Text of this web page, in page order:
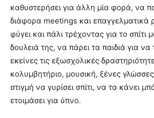
καθυστερήσει για άλλη μία φορά, να
διάφορα meetings και επαγγελματικά
φύγει και πάλι τρέχοντας για το σπίτι
δουλειά της, να πάρει τα παιδιά για να
εκείνες τις εξωσχολικές
κολυμβητήριο, μουσική, ξένες
στιγμή να γυρίσει σπίτι, να τα κάνει
ετοιμάσει για ύπνο.